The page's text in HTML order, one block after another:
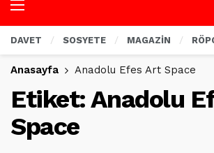
DAVET SOSYETE MAGAZİN
Anasayfa Anadolu Efes Art Space
Etiket:Anadolu
Space